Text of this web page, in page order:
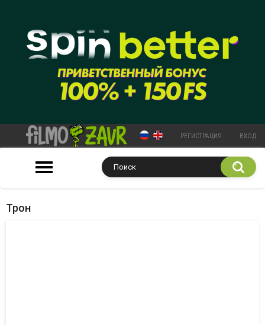
РЕГИСТРАЦИЯ ВХОД
Трон